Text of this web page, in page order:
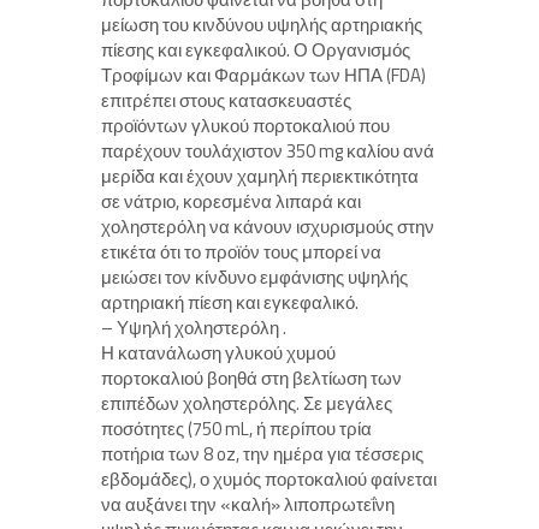
μείωση του κινδύνου υψηλής αρτηριακής
πίεσης και εγκεφαλικού. Ο Οργανισμός
Τροφίμων και Φαρμάκων των ΗΠΑ (FDA)
επιτρέπει στους κατασκευαστές
προϊόντων γλυκού πορτοκαλιού που
παρέχουν τουλάχιστον 350 mg καλίου ανά
μερίδα και έχουν χαμηλή περιεκτικότητα
σε νάτριο, κορεσμένα λιπαρά και
χοληστερόλη να κάνουν ισχυρισμούς στην
ετικέτα ότι το προϊόν τους μπορεί να
μειώσει τον κίνδυνο εμφάνισης υψηλής
αρτηριακή πίεση και εγκεφαλικό.
– Υψηλή χοληστερόλη .
Η κατανάλωση γλυκού χυμού
πορτοκαλιού βοηθά στη βελτίωση των
επιπέδων χοληστερόλης. Σε μεγάλες
ποσότητες (750 mL, ή περίπου τρία
ποτήρια των 8 oz, την ημέρα για τέσσερις
εβδομάδες), ο χυμός πορτοκαλιού φαίνεται
να αυξάνει την «καλή» λιποπρωτεΐνη